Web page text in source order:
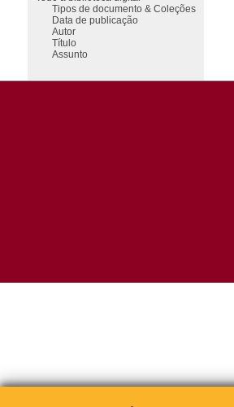
Tipos de documento & Coleções
Data de publicação
Autor
Título
Assunto